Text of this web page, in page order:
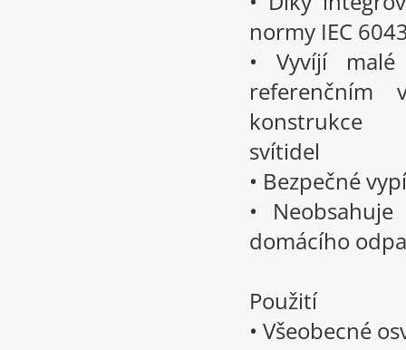
normy IEC
• Vyvíjí
referenčním
konstrukce
svítidel
• Bezpečné
•
domácího
Použití
• Všeobecné